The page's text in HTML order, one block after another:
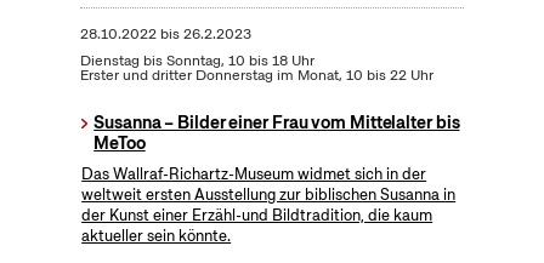
28.10.2022bis26.2.2023
Dienstag bis Sonntag, 10 bis 18 Uhr
Erster und dritter Donnerstag im Monat, 10 bis 22 Uhr
Susanna – Bilder einer Frau vom Mittelalter bis
MeToo
Das Wallraf-Richartz-Museum widmet sich in der
weltweit ersten Ausstellung zur biblischen Susanna in
der Kunst einer Erzähl-und Bildtradition, die kaum
aktueller sein könnte.